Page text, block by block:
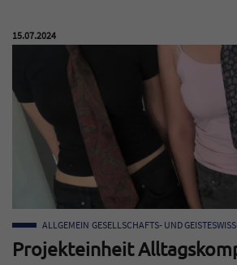
Veröffentlicht am:
15.07.2024
Projekteinheit
ALLGEMEIN GESELLSCHAFTS- UND